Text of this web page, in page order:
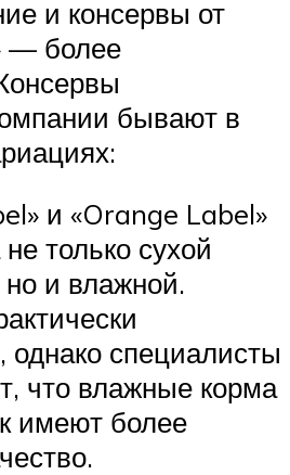
и консервы от
— более
бывают в
и «Orange Label»
только сухой
но и влажной.
однако специалисты
что влажные корма
имеют более